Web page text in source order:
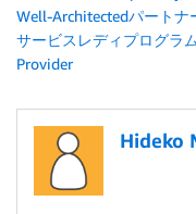
Well-Architectedパートナ
サービスレディプログラ
Provider
Hideko